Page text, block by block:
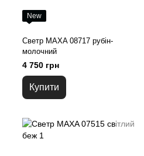
New
Светр MAXA 08717 рубін-
молочний
4 750 грн
Купити